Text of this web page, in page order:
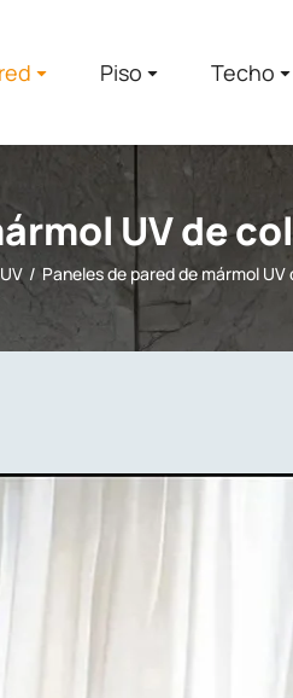
Piso Techo
UV de
Paneles de pared de mármol